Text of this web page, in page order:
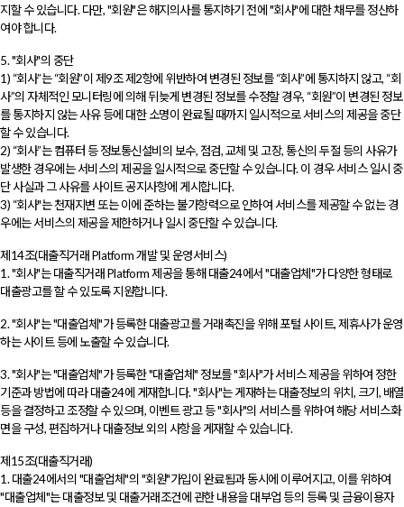
지할 수 있습니다. 다만, "회원"은 해지의사를 통지하기 전에 "회사"에 대한 채무를 정산하
여야 합니다.
5. "회사"의 중단
1) “회사”는 “회원”이 제9조 제2항에 위반하여 변경된 정보를 “회사”에 통지하지 않고, “회
사”의 자체적인 모니터링에 의해 뒤늦게 변경된 정보를 수정할 경우, “회원”이 변경된 정보
를 통지하지 않는 사유 등에 대한 소명이 완료될 때까지 일시적으로 서비스의 제공을 중단
할 수 있습니다.
2) “회사”는 컴퓨터 등 정보통신설비의 보수, 점검, 교체 및 고장, 통신의 두절 등의 사유가
발생한 경우에는 서비스의 제공을 일시적으로 중단할 수 있습니다. 이 경우 서비스 일시 중
단 사실과 그 사유를 사이트 공지사항에 게시합니다.
3) “회사"는 천재지변 또는 이에 준하는 불가항력으로 인하여 서비스를 제공할 수 없는 경
우에는 서비스의 제공을 제한하거나 일시 중단할 수 있습니다.
제14조(대출직거래 Platform 개발 및 운영서비스)
1. "회사"는 대출직거래 Platform 제공을 통해 대출24에서 "대출업체"가 다양한 형태로
대출광고를 할 수 있도록 지원합니다.
2. "회사"는 "대출업체"가 등록한 대출광고를 거래촉진을 위해 포털 사이트, 제휴사가 운영
하는 사이트 등에 노출할 수 있습니다.
3. "회사"는 "대출업체"가 등록한 "대출업체" 정보를 "회사"가 서비스 제공을 위하여 정한
기준과 방법에 따라 대출24에 게재합니다. "회사"는 게재하는 대출정보의 위치, 크기, 배열
등을 결정하고 조정할 수 있으며, 이벤트 광고 등 "회사"의 서비스를 위하여 해당 서비스화
면을 구성, 편집하거나 대출정보 외의 사항을 게재할 수 있습니다.
제15조(대출직거래)
1. 대출24에서의 "대출업체"의 "회원"가입이 완료됨과 동시에 이루어지고, 이를 위하여
"대출업체"는 대출정보 및 대출거래조건에 관한 내용을 대부업 등의 등록 및 금융이용자